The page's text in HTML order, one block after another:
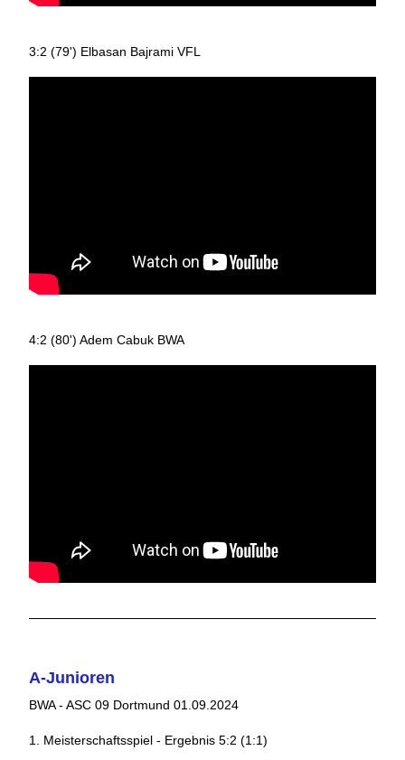
3:2 (79') Elbasan Bajrami VFL
4:2 (80') Adem Cabuk BWA
A-Junioren
BWA - ASC 09 Dortmund 01.09.2024
1. Meisterschaftsspiel - Ergebnis 5:2 (1:1)